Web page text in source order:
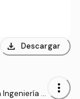
download Descargar
Ingeniería A
more_vert